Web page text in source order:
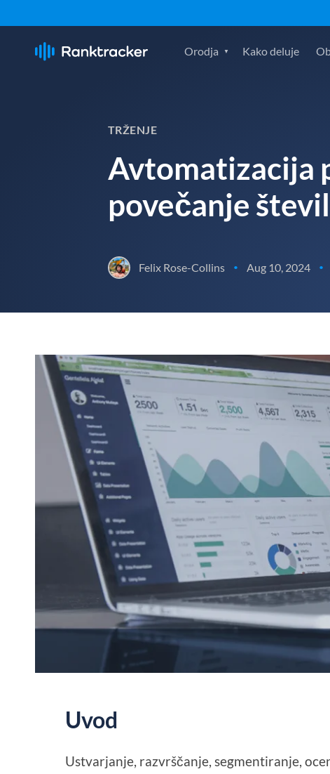
Orodja Kako deluje
TRŽENJE
Avtomatizacija
povečanje
Felix Rose-Collins • Aug 10, 2024 •
Uvod
Ustvarjanje, razvrščanje, segmentiranje,